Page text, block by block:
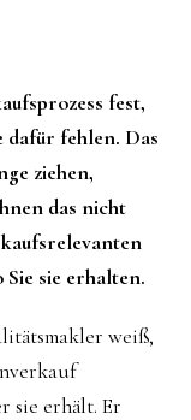
fest,
dafür fehlen. Das
ziehen,
das nicht
sie erhalten.
weiß,
sie erhält. Er